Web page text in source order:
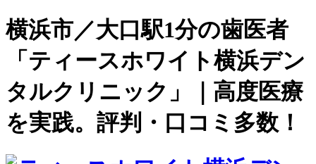
横浜市／大口駅1分の歯医者
「ティースホワイト横浜デン
タルクリニック」｜高度医療
を実践。評判・口コミ多数！